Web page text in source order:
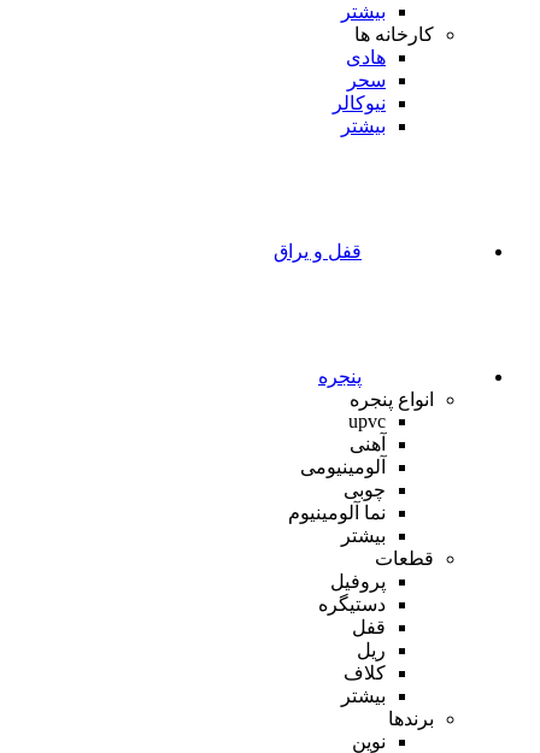
بیشتر
کارخانه ها
هادی
سحر
نیوکالر
بیشتر
قفل و یراق
پنجره
انواع پنجره
upvc
آهنی
آلومینیومی
چوبی
نما آلومینیوم
بیشتر
قطعات
پروفیل
دستیگره
قفل
ریل
کلاف
بیشتر
برندها
نوین